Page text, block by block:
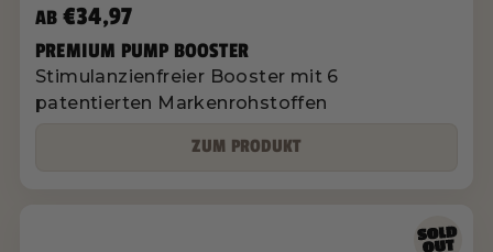
AB €34,97
PREMIUM PUMP BOOSTER
Stimulanzienfreier Booster mit 6
patentierten Markenrohstoffen
ZUM PRODUKT